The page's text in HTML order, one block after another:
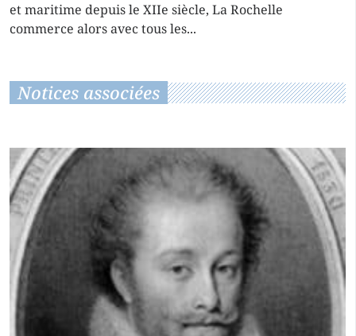
et maritime depuis le XIIe siècle, La Rochelle
commerce alors avec tous les...
Notices associées